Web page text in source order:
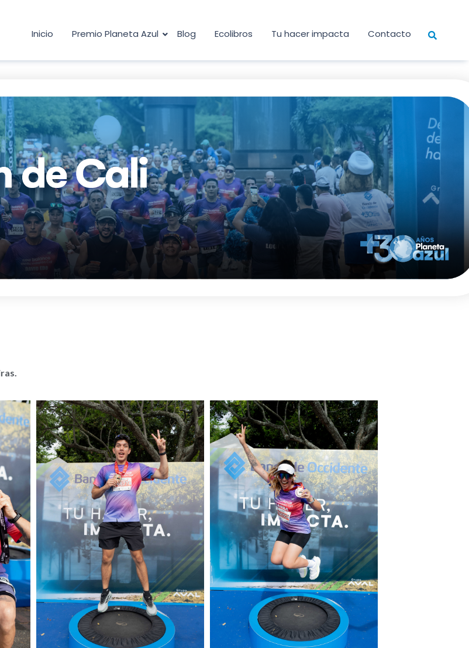
Inicio Premio Planeta Azul Blog Ecolibros Tu hacer impacta Contacto